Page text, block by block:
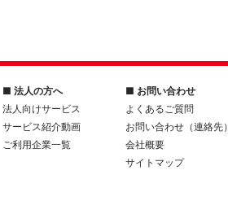
■ 法人の方へ
法人向けサービス
サービス紹介動画
ご利用企業一覧
■ お問い合わせ
よくあるご質問
お問い合わせ（連絡先）
会社概要
サイトマップ